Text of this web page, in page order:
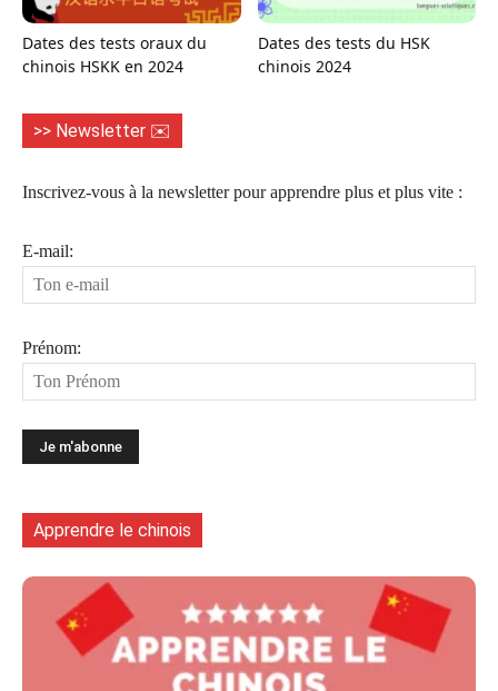
Dates des tests oraux du
chinois HSKK en 2024
Dates des tests du HSK
chinois 2024
>> Newsletter ✉️
Inscrivez-vous à la newsletter pour apprendre plus et plus vite :
E-mail:
Prénom:
Apprendre le chinois